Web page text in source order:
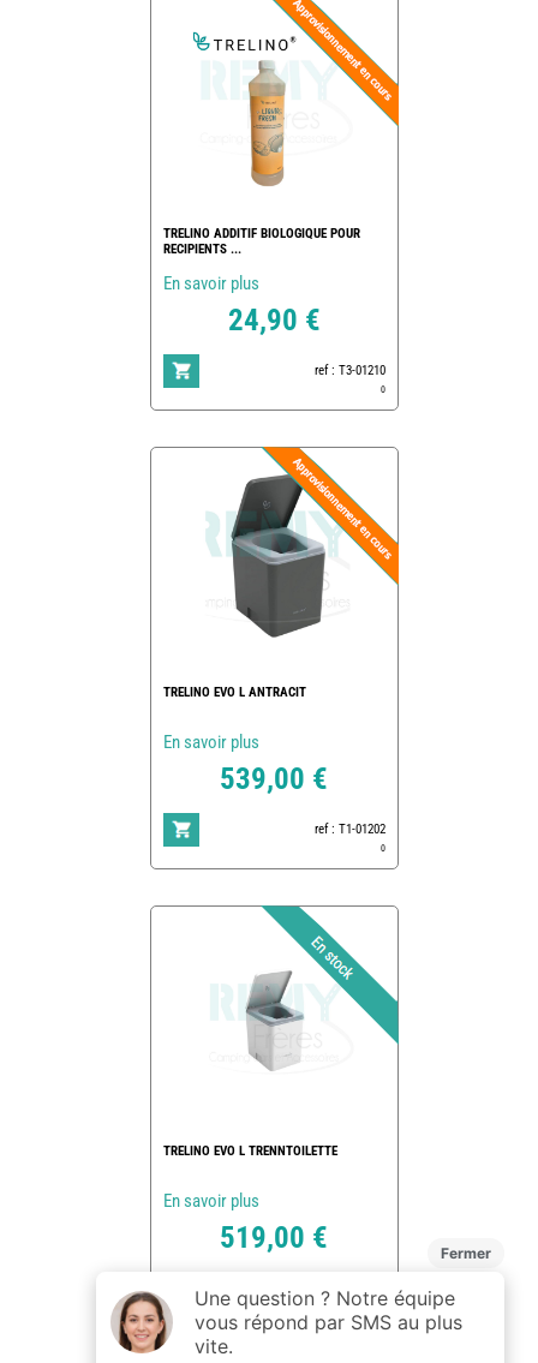
TRELINO ADDITIF BIOLOGIQUE POUR
RECIPIENTS ...
En savoir plus
24,90 €
ref : T3-01210
0
TRELINO EVO L ANTRACIT
En savoir plus
539,00 €
ref : T1-01202
0
TRELINO EVO L TRENNTOILETTE
En savoir plus
519,00 €
ref : T1-01201
1